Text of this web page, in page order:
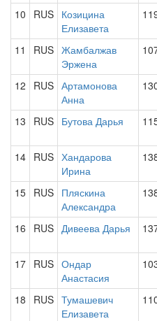
10 RUS Козицина
Елизавета
11 RUS Жамбалжав
Эржена
12 RUS Артамонова
Анна
13 RUS Бутова Дарья
14 RUS Хандарова
Ирина
15 RUS Пляскина
Александра
16 RUS Дивеева Дарья
17 RUS Ондар
Анастасия
18 RUS Тумашевич
Елизавета